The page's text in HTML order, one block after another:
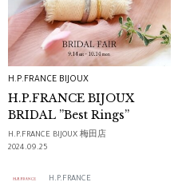
H.P.FRANCE BIJOUX
H.P.FRANCE BIJOUX
BRIDAL ”Best Rings”
H.P.FRANCE BIJOUX 梅田店
2024.09.25
H.P.FRANCE